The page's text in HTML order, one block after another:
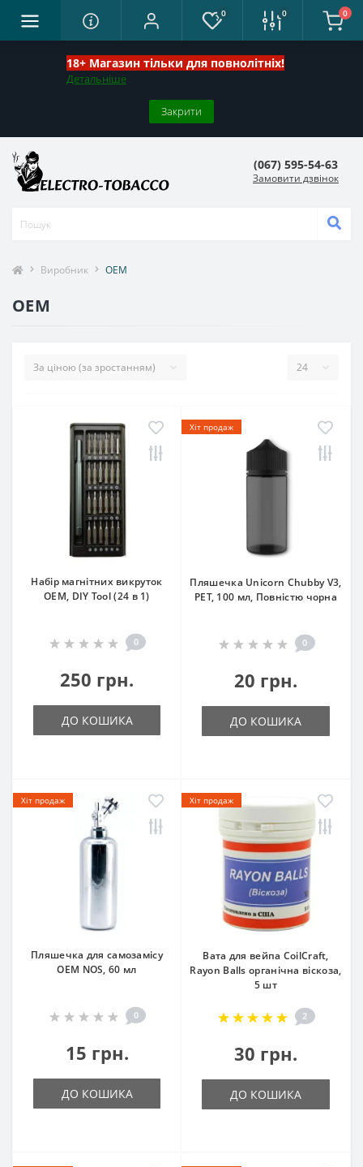
18+ Магазин тільки для повнолітніх!
Детальніше
Закрити
0 0 0
(067) 595-54-63
Замовити дзвінок
Виробник OEM
OEM
Набір магнітних викруток
OEM, DIY Tool (24 в 1)
0
250 грн.
ДО КОШИКА
Хіт продаж
Пляшечка Unicorn Chubby V3,
PET, 100 мл, Повністю чорна
0
20 грн.
ДО КОШИКА
Хіт продаж
Пляшечка для самозамісу
OEM NOS, 60 мл
0
15 грн.
ДО КОШИКА
Хіт продаж
Вата для вейпа CoilCraft,
Rayon Balls органічна віскоза,
5 шт
2
30 грн.
ДО КОШИКА